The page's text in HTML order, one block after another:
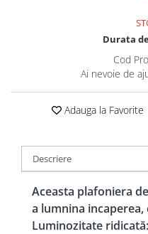
Durata
Cod
Ai nevoie de
Adauga la Favorite
Descriere
Aceasta plafoniera
a lumnina
Luminozitate